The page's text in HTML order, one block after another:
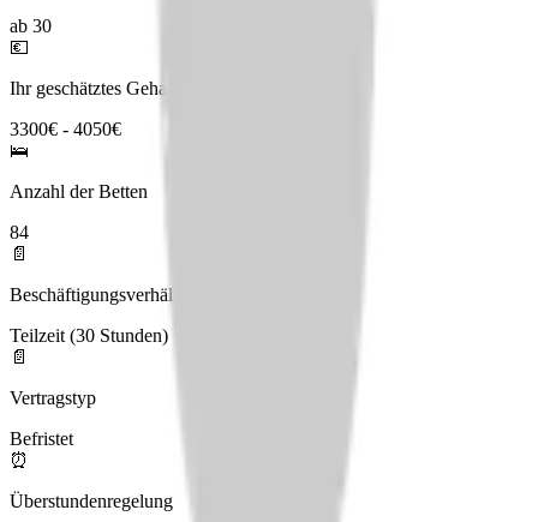
ab 30
💶
Ihr geschätztes Gehalt
3300€ - 4050€
🛌
Anzahl der Betten
84
📄
Beschäftigungsverhältnis
Teilzeit (30 Stunden)
📄
Vertragstyp
Befristet
⏰
Überstundenregelung